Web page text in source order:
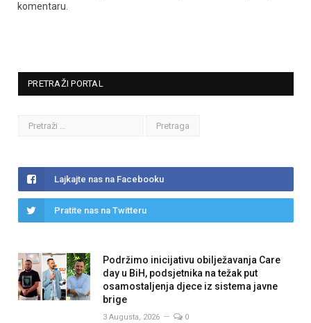
komentaru.
PRETRAŽI PORTAL
Lajkajte nas na Facebooku
Pratite nas na Twitteru
Podržimo inicijativu obilježavanja Care
day u BiH, podsjetnika na težak put
osamostaljenja djece iz sistema javne
brige
3 Augusta, 2026 0